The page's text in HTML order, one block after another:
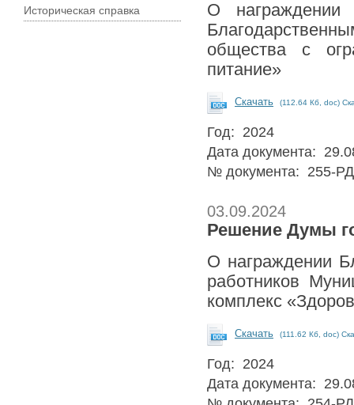
О награждении
общества с
питание»
Скачать (112.64 Кб, doc)
Год: 2024
Дата документа:
№ документа: 255-РД
03.09.2024
Решение Думы
О награждении
работников
комплекс
Скачать (111.62 Кб, doc)
Год: 2024
Дата документа:
Историческая справка